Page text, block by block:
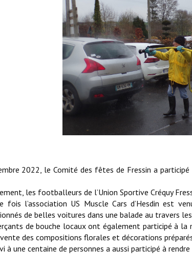
2022, le Comité des fêtes de Fressin a
les footballeurs de l’Union Sportive Créquy
fois l’association US Muscle Cars d’Hesdin est
de belles voitures dans une balade au travers
de bouche locaux ont également participé à
des compositions florales et décorations
à une centaine de personnes a aussi participé à